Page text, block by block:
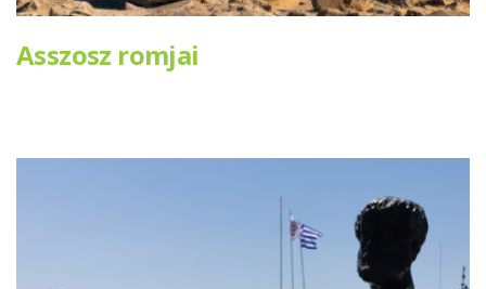
Asszosz romjai